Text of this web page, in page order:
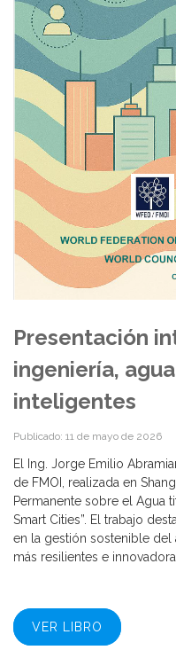
Presentación
ingeniería,
inteligentes
Publicado: 11 de mayo de 2026
El Ing. Jorge Emilio
de FMOI, realizada en
Permanente sobre el Agua
Smart Cities”. El trabajo
en la gestión sostenible
más resilientes e
VER LIBRO